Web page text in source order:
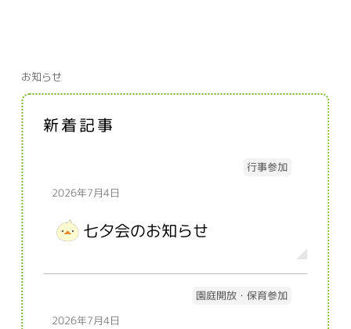
お知らせ
新着記事
行事参加
2026年7月4日
七夕会のお知らせ
園庭開放・保育参加
2026年7月4日